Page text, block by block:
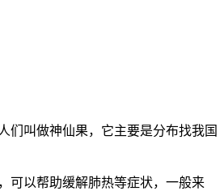
叫做神仙果，它主要是分布找我国
可以帮助缓解肺热等症状，一般来